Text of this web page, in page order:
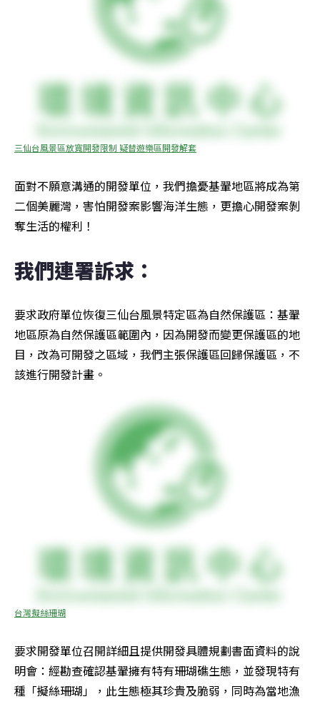
三仙台風景區放寬開發限制 疑替遊樂區開發解套
面對不願意溝通的開發單位，我們擔憂基翬地區將成為第
二個美麗灣，害怕開發案影響海洋生態，更擔心開發案剝
奪生活的權利！
我們連署訴求：
要求政府單位恢復三仙台風景特定區為自然保護區：基翬
地區原為自然保護區範圍內，因為開發而變更保護區的地
目，改為可開發之區域，我們主張保護區回歸保護區，不
該進行開發計畫。
台灣擬絲珊瑚
要求開發單位召開詳細且提供開發具體規劃書面資料的說
明會：經勘查確認基翬擁有特有珊瑚礁生態，並發現特有
種「擬絲珊瑚」，此生態極其珍貴及脆弱，同時為當地漁